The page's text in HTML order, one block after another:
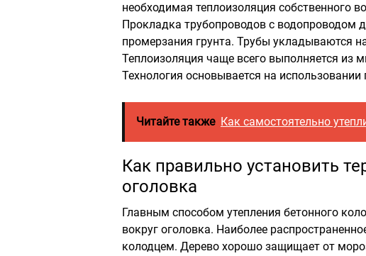
необходимая теплоизоляция собственного
Прокладка трубопроводов с водопроводом
промерзания грунта. Трубы укладываются
Теплоизоляция чаще всего выполняется из
Технология основывается на
Читайте также Как самостоятельно
Как правильно установить
оголовка
Главным способом утепления бетонного
вокруг оголовка. Наиболее
колодцем. Дерево хорошо защищает от